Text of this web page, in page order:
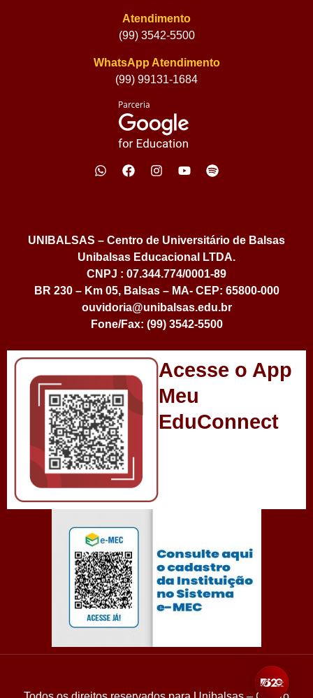
Atendimento
(99) 3542-5500
WhatsApp Atendimento
(99) 99131-1684
UNIBALSAS – Centro de Universitário de Balsas
Unibalsas Educacional LTDA.
CNPJ : 07.344.774/0001-89
BR 230 – Km 05, Balsas – MA- CEP: 65800-000
ouvidoria@unibalsas.edu.br
Fone/Fax: (99) 3542-5500
Acesse o App
Meu
EduConnect